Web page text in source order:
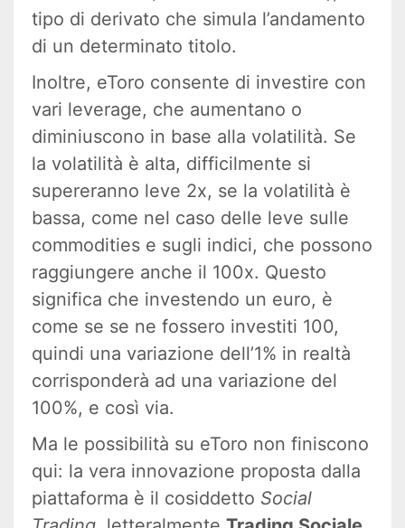
tipo di derivato che simula l’andamento
di un determinato titolo.
Inoltre, eToro consente di investire con
vari leverage, che aumentano o
diminiuscono in base alla volatilità. Se
la volatilità è alta, difficilmente si
supereranno leve 2x, se la volatilità è
bassa, come nel caso delle leve sulle
commodities e sugli indici, che possono
raggiungere anche il 100x. Questo
significa che investendo un euro, è
come se se ne fossero investiti 100,
quindi una variazione dell’1% in realtà
corrisponderà ad una variazione del
100%, e così via.
Ma le possibilità su eToro non finiscono
qui: la vera innovazione proposta dalla
piattaforma è il cosiddetto Social